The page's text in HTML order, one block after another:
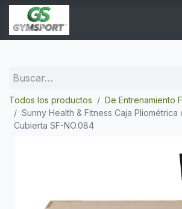
Todos los productos
De Entrenamiento
Sunny Health & Fitness Caja
Cubierta SF-NO.084